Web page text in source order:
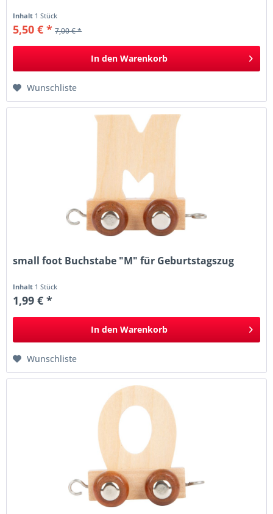
Inhalt 1 Stück
5,50 € * 7,00 € *
In den Warenkorb
Wunschliste
small foot Buchstabe "M" für Geburtstagszug
Inhalt 1 Stück
1,99 € *
In den Warenkorb
Wunschliste